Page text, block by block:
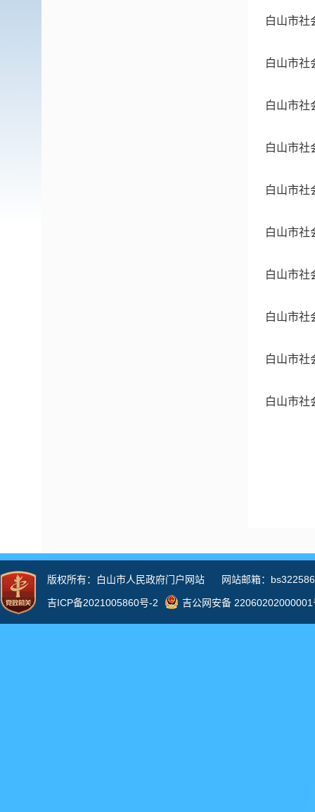
白山市社
白山市社
白山市社
白山市社
白山市社
白山市社
白山市社
白山市社
白山市社
白山市社